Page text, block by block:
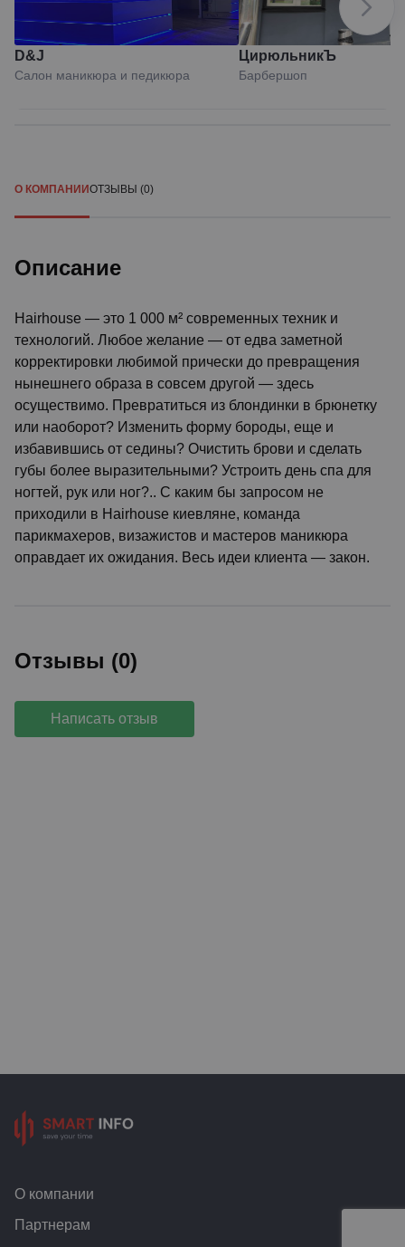
D&J
Салон маникюра и педикюра
ЦирюльникЪ
Барбершоп
О КОМПАНИИОТЗЫВЫ (0)
Описание
Hairhouse — это 1 000 м² современных техник и
технологий. Любое желание — от едва заметной
корректировки любимой прически до превращения
нынешнего образа в совсем другой — здесь
осуществимо. Превратиться из блондинки в брюнетку
или наоборот? Изменить форму бороды, еще и
избавившись от седины? Очистить брови и сделать
губы более выразительными? Устроить день спа для
ногтей, рук или ног?.. С каким бы запросом не
приходили в Hairhouse киевляне, команда
парикмахеров, визажистов и мастеров маникюра
оправдает их ожидания. Весь идеи клиента — закон.
Отзывы (0)
Написать отзыв
О компании
Партнерам